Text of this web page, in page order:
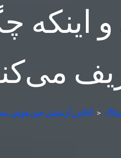
آنالایزر آزمایش خون هوش >